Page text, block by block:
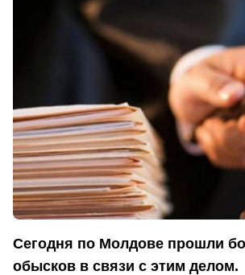
Сегодня по Молдове прошли
обысков в связи с этим делом.